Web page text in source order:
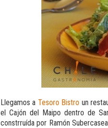
Llegamos a Tesoro Bistro un
el Cajón del Maipo dentro de
constrruída por Ramón